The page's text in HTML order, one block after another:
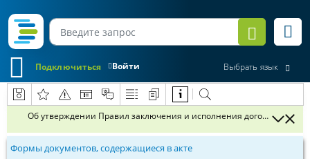
Войти
Подключиться Выбрать язык
Об утверждении Правил заключения и исполнения договоров
Формы документов, содержащиеся в акте